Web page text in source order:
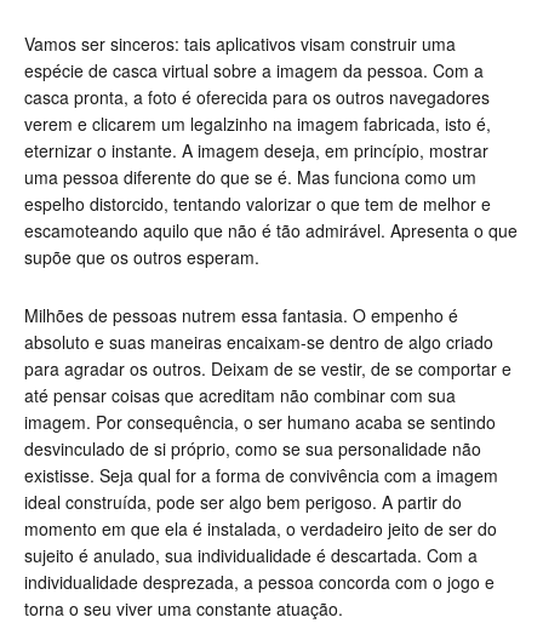
Vamos ser sinceros: tais aplicativos visam construir uma
espécie de casca virtual sobre a imagem da pessoa. Com a
casca pronta, a foto é oferecida para os outros navegadores
verem e clicarem um legalzinho na imagem fabricada, isto é,
eternizar o instante. A imagem deseja, em princípio, mostrar
uma pessoa diferente do que se é. Mas funciona como um
espelho distorcido, tentando valorizar o que tem de melhor e
escamoteando aquilo que não é tão admirável. Apresenta o que
supõe que os outros esperam.
Milhões de pessoas nutrem essa fantasia. O empenho é
absoluto e suas maneiras encaixam-se dentro de algo criado
para agradar os outros. Deixam de se vestir, de se comportar e
até pensar coisas que acreditam não combinar com sua
imagem. Por consequência, o ser humano acaba se sentindo
desvinculado de si próprio, como se sua personalidade não
existisse. Seja qual for a forma de convivência com a imagem
ideal construída, pode ser algo bem perigoso. A partir do
momento em que ela é instalada, o verdadeiro jeito de ser do
sujeito é anulado, sua individualidade é descartada. Com a
individualidade desprezada, a pessoa concorda com o jogo e
torna o seu viver uma constante atuação.